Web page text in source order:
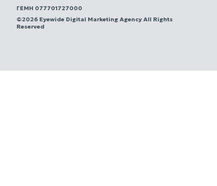
ΓΕΜΗ 077701727000
©2026 Eyewide Digital Marketing Agency All Rights
Reserved